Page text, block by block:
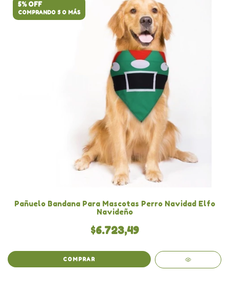
5% OFF
COMPRANDO 5 O MÁS
Pañuelo Bandana Para Mascotas Perro Navidad Elfo
Navideño
$6.723,49